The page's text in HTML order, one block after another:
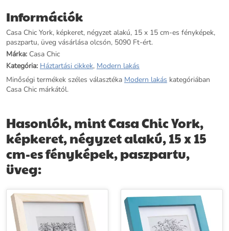
Információk
Casa Chic York, képkeret, négyzet alakú, 15 x 15 cm-es fényképek,
paszpartu, üveg vásárlása olcsón, 5090 Ft-ért.
Márka: Casa Chic
Kategória: Háztartási cikkek, Modern lakás
Minőségi termékek széles választéka Modern lakás kategóriában
Casa Chic márkától.
Hasonlók, mint Casa Chic York,
képkeret, négyzet alakú, 15 x 15
cm-es fényképek, paszpartu,
üveg: